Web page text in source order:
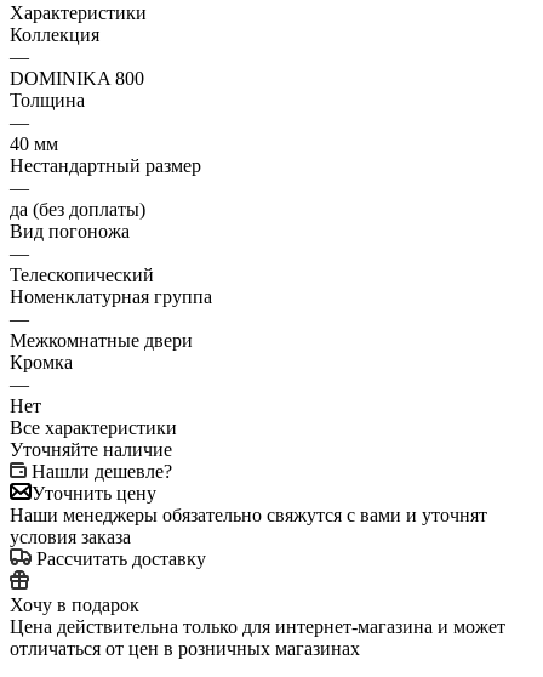
Характеристики
Коллекция
—
DOMINIKA 800
Толщина
—
40 мм
Нестандартный размер
—
да (без доплаты)
Вид погоножа
—
Телескопический
Номенклатурная группа
—
Межкомнатные двери
Кромка
—
Нет
Все характеристики
Уточняйте наличие
Нашли дешевле?
Уточнить цену
Наши менеджеры обязательно свяжутся с вами и уточнят
условия заказа
Рассчитать доставку
Хочу в подарок
Цена действительна только для интернет-магазина и может
отличаться от цен в розничных магазинах